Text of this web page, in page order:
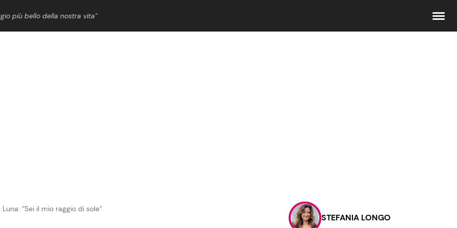
più bello della nostra vita”
Contattaci
Pubblicità
“Sei il mio raggio di sole”
STEFANIA LONGO